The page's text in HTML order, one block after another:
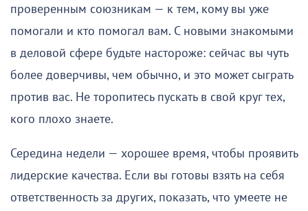
проверенным союзникам — к тем, кому вы уже
помогали и кто помогал вам. С новыми знакомыми
в деловой сфере будьте настороже: сейчас вы чуть
более доверчивы, чем обычно, и это может сыграть
против вас. Не торопитесь пускать в свой круг тех,
кого плохо знаете.
Середина недели — хорошее время, чтобы проявить
лидерские качества. Если вы готовы взять на себя
ответственность за других, показать, что умеете не